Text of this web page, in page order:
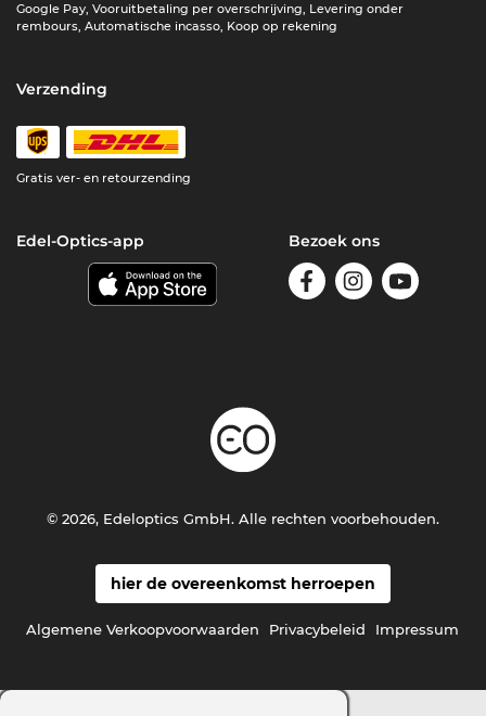
Google Pay, Vooruitbetaling per overschrijving, Levering onder
rembours, Automatische incasso, Koop op rekening
Verzending
Gratis ver- en retourzending
Edel-Optics-app Bezoek ons
hier de overeenkomst herroepen
Algemene Verkoopvoorwaarden Privacybeleid Impressum
© 2026, Edeloptics GmbH. Alle rechten voorbehouden.